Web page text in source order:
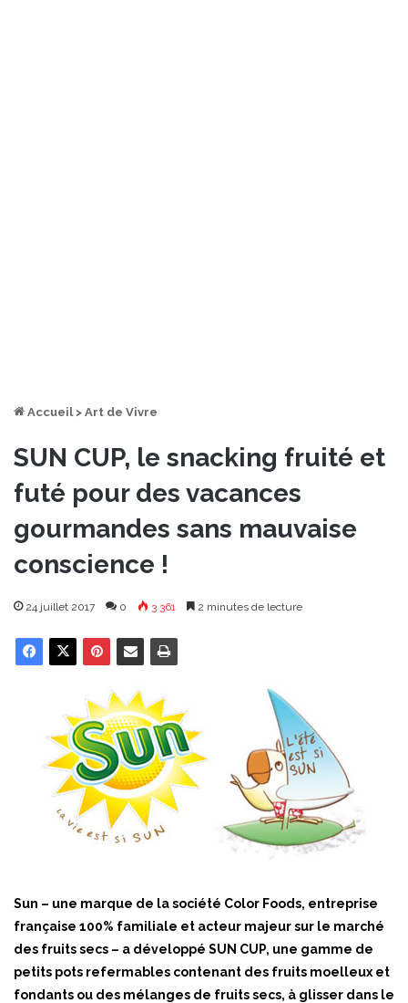
Accueil > Art de Vivre
SUN CUP, le snacking fruité et
futé pour des vacances
gourmandes sans mauvaise
conscience !
24 juillet 2017 0 3 361 2 minutes de lecture
Sun – une marque de la société Color Foods, entreprise
française 100% familiale et acteur majeur sur le marché
des fruits secs – a développé SUN CUP, une gamme de
petits pots refermables contenant des fruits moelleux et
fondants ou des mélanges de fruits secs, à glisser dans le